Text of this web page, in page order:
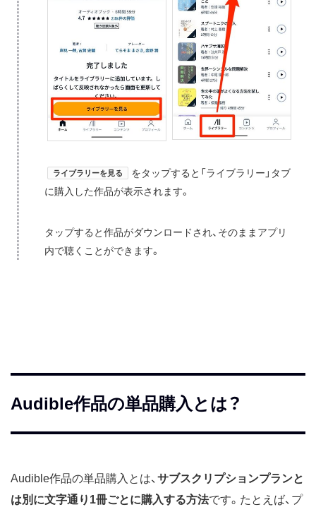
ライブラリーを見る
をタップすると「ライブラリー」タブ
に購入した作品が表示されます。
タップすると作品がダウンロードされ、そのままアプリ
内で聴くことができます。
Audible作品の単品購入とは？
Audible作品の単品購入とは、 サブスクリプションプランと
は別に文字通り1冊ごとに購入する方法です。たとえば、プ